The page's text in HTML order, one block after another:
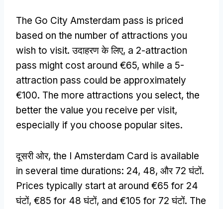
The Go City Amsterdam pass is priced
based on the number of attractions you
wish to visit. उदाहरण के लिए, a 2-attraction
pass might cost around €65, while a 5-
attraction pass could be approximately
€100. The more attractions you select, the
better the value you receive per visit,
especially if you choose popular sites.
दूसरी ओर, the I Amsterdam Card is available
in several time durations: 24, 48, और 72 घंटों.
Prices typically start at around €65 for 24
घंटों, €85 for 48 घंटों, and €105 for 72 घंटों. The